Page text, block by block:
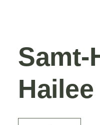
Samt-
Hailee